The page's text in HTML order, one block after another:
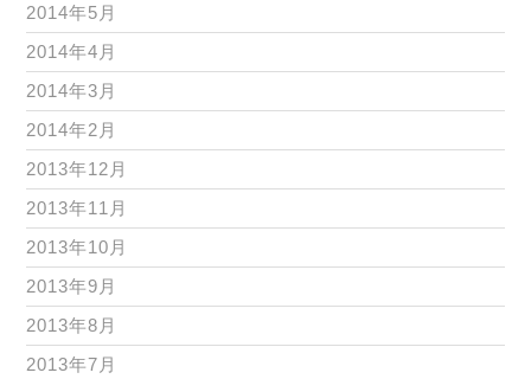
2014年5月
2014年4月
2014年3月
2014年2月
2013年12月
2013年11月
2013年10月
2013年9月
2013年8月
2013年7月